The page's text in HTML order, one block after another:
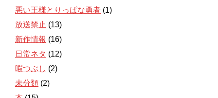
悪い王様とりっぱな勇者 (1)
放送禁止 (13)
新作情報 (16)
日常ネタ (12)
暇つぶし (2)
未分類 (2)